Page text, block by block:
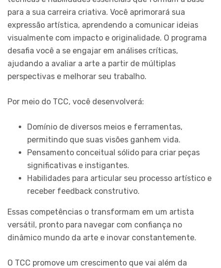
para a sua carreira criativa. Você aprimorará sua
expressão artística, aprendendo a comunicar ideias
visualmente com impacto e originalidade. O programa
desafia você a se engajar em análises críticas,
ajudando a avaliar a arte a partir de múltiplas
perspectivas e melhorar seu trabalho.
Por meio do TCC, você desenvolverá:
Domínio de diversos meios e ferramentas,
permitindo que suas visões ganhem vida.
Pensamento conceitual sólido para criar peças
significativas e instigantes.
Habilidades para articular seu processo artístico e
receber feedback construtivo.
Essas competências o transformam em um artista
versátil, pronto para navegar com confiança no
dinâmico mundo da arte e inovar constantemente.
O TCC promove um crescimento que vai além da